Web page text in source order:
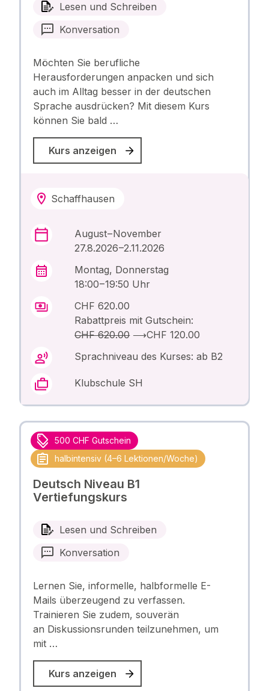
Lesen und Schreiben
Konversation
Möchten Sie berufliche
Herausforderungen anpacken und sich
auch im Alltag besser in der deutschen
Sprache ausdrücken? Mit diesem Kurs
können Sie bald …
Kurs anzeigen
Schaffhausen
August – November
27.8.2026 –2.11.2026
Montag, Donnerstag
18:00 – 19:50 Uhr
CHF 620.00
Rabattpreis mit Gutschein:
CHF 620.00⟶CHF 120.00
Sprachniveau des Kurses: ab B2
Klubschule SH
500 CHF Gutschein
halbintensiv (4–6 Lektionen/Woche)
Deutsch Niveau B1
Vertiefungskurs
Lesen und Schreiben
Konversation
Lernen Sie, informelle, halbformelle E-
Mails überzeugend zu verfassen.
Trainieren Sie zudem, souverän
an Diskussionsrunden teilzunehmen, um
mit …
Kurs anzeigen